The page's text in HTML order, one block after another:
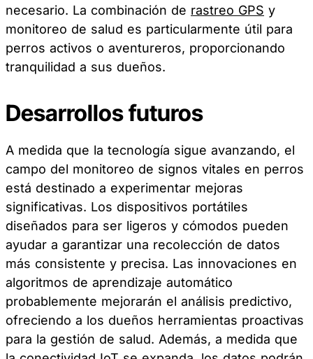
necesario. La combinación de rastreo GPS y
monitoreo de salud es particularmente útil para
perros activos o aventureros, proporcionando
tranquilidad a sus dueños.
Desarrollos futuros
A medida que la tecnología sigue avanzando, el
campo del monitoreo de signos vitales en perros
está destinado a experimentar mejoras
significativas. Los dispositivos portátiles
diseñados para ser ligeros y cómodos pueden
ayudar a garantizar una recolección de datos
más consistente y precisa. Las innovaciones en
algoritmos de aprendizaje automático
probablemente mejorarán el análisis predictivo,
ofreciendo a los dueños herramientas proactivas
para la gestión de salud. Además, a medida que